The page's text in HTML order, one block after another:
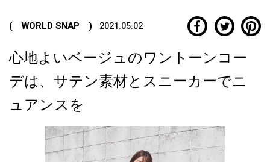
( WORLD SNAP ) 2021.05.02
心地よいベージュのワントーンコー
デは、サテン素材とスニーカーでニ
ュアンスを